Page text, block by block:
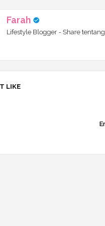
Farah
Lifestyle Blogger - Share
LIKE